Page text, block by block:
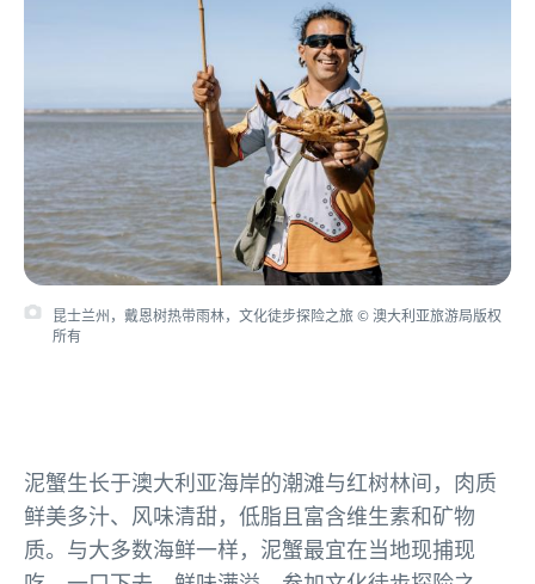
昆士兰州，戴恩树热带雨林，文化徒步探险之旅 © 澳大利亚旅游局版权
所有
泥蟹生长于澳大利亚海岸的潮滩与红树林间，肉质
鲜美多汁、风味清甜，低脂且富含维生素和矿物
质。与大多数海鲜一样，泥蟹最宜在当地现捕现